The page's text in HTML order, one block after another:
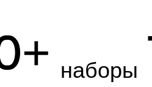
+ наборы